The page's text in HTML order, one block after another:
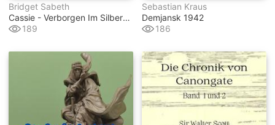
Bridget Sabeth
Cassie - Verborgen Im Silbererz
189
Sebastian Kraus
Demjansk 1942
186